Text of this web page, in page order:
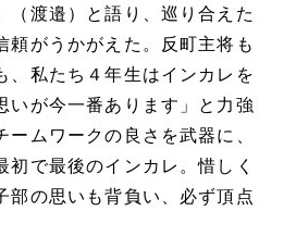
（渡邉）と語り、巡り合えた
頼がうかがえた。反町主将も
、私たち４年生はインカレを
いが今一番あります」と力強
ームワークの良さを武器に、
初で最後のインカレ。惜しく
部の思いも背負い、必ず頂点